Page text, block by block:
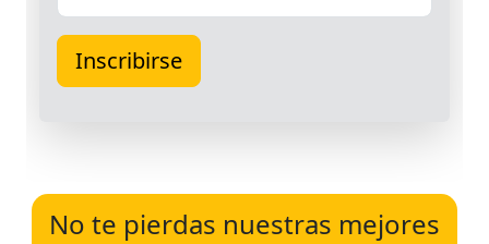
No te pierdas nuestras mejores